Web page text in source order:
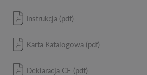
Instrukcja (pdf)
Karta Katalogowa (pdf)
Deklaracja CE (pdf)